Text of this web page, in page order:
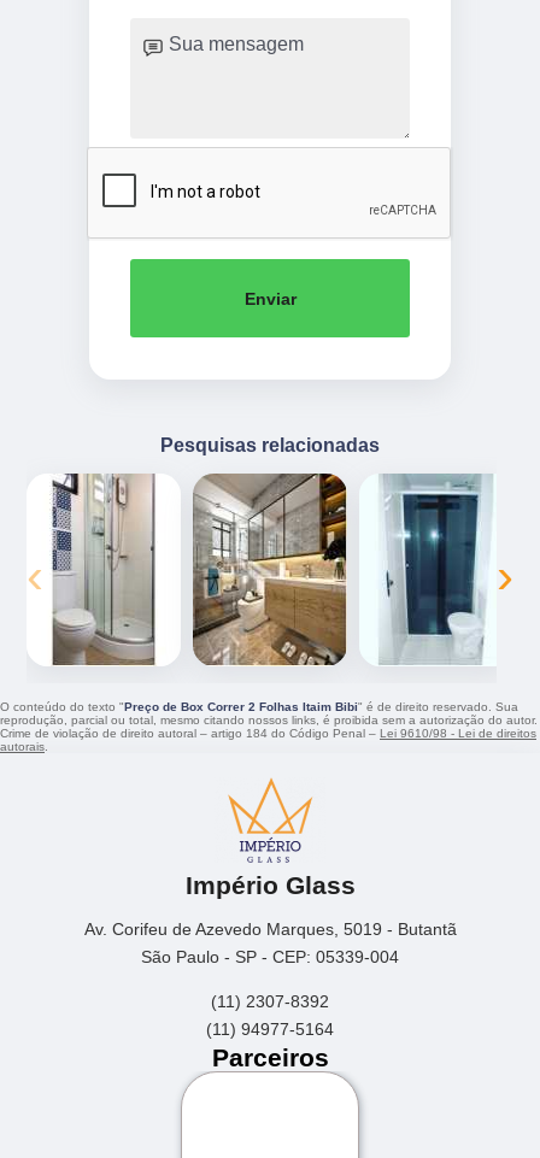
Enviar
Pesquisas relacionadas
‹ ›
O conteúdo do texto "Preço de Box Correr 2 Folhas Itaim Bibi" é de direito reservado. Sua
reprodução, parcial ou total, mesmo citando nossos links, é proibida sem a autorização do autor.
Crime de violação de direito autoral – artigo 184 do Código Penal – Lei 9610/98 - Lei de direitos
autorais
Império Glass
Av. Corifeu de Azevedo Marques, 5019 - Butantã
São Paulo - SP - CEP: 05339-004
(11) 2307-8392
(11) 94977-5164
Parceiros